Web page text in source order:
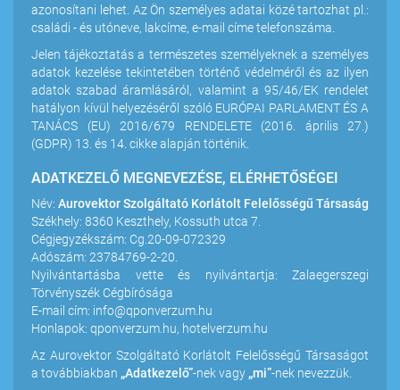
azonosítani lehet. Az Ön személyes adatai közé tartozhat pl.:
családi - és utóneve, lakcíme, e-mail címe telefonszáma.
Jelen tájékoztatás a természetes személyeknek a személyes
adatok kezelése tekintetében történő védelméről és az ilyen
adatok szabad áramlásáról, valamint a 95/46/EK rendelet
hatályon kívül helyezéséről szóló EURÓPAI PARLAMENT ÉS A
TANÁCS (EU) 2016/679 RENDELETE (2016. április 27.)
(GDPR) 13. és 14. cikke alapján történik.
ADATKEZELŐ MEGNEVEZÉSE, ELÉRHETŐSÉGEI
Név: Aurovektor Szolgáltató Korlátolt Felelősségű Társaság
Székhely: 8360 Keszthely, Kossuth utca 7.
Cégjegyzékszám: Cg.20-09-072329
Adószám: 23784769-2-20.
Nyilvántartásba vette és nyilvántartja: Zalaegerszegi
Törvényszék Cégbírósága
E-mail cím: info@qponverzum.hu
Honlapok: qponverzum.hu, hotelverzum.hu
Az Aurovektor Szolgáltató Korlátolt Felelősségű Társaságot
a továbbiakban „Adatkezelő”-nek vagy „mi”-nek nevezzük.